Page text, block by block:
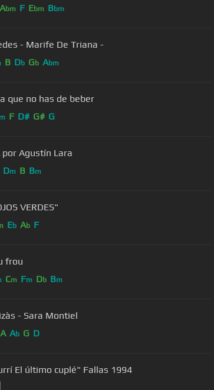
Abm F Ebm Bbm
- Marife De Triana -
B Db Gb Abm
que no has de beber
m F D# G# G
por Agustín Lara
Dm B Bm
VERDES"
Eb Ab F
frou
Cm Fm Db Bm
- Sara Montiel
A Ab G D
Sara Montiel "Popurrí El último cuplé" Fallas 1994